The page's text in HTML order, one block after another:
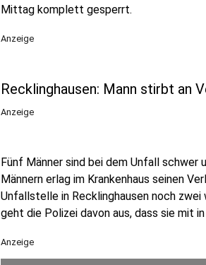
Mittag komplett gesperrt.
Anzeige
Recklinghausen: Mann stirbt an
Anzeige
Fünf Männer sind bei dem Unfall
Männern erlag im Krankenhaus seinen
Unfallstelle in Recklinghausen noch
geht die Polizei davon aus, dass sie mit
Anzeige